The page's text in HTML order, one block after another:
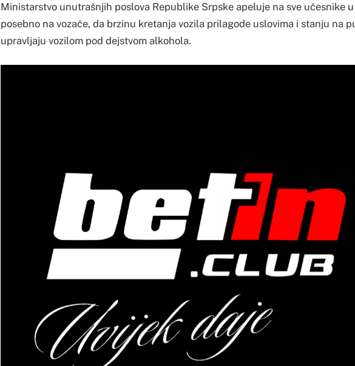
Ministarstvo unutrašnjih poslova Republike Srpske apeluje na sve učesnike
posebno na vozače, da brzinu kretanja vozila prilagode uslovima i stanju na
upravljaju vozilom pod dejstvom alkohola.